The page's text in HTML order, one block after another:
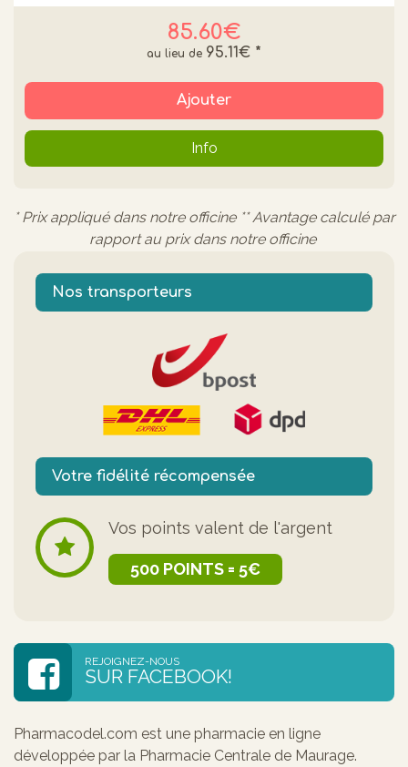
85.60€
95.11€ *
Ajouter
Info
* Prix appliqué dans notre officine ** Avantage calculé par
rapport au prix dans notre officine
Nos transporteurs
Votre fidélité récompensée
Vos points valent de l'argent
500 POINTS = 5€
REJOIGNEZ-NOUS
SUR FACEBOOK!
Pharmacodel.com est une pharmacie en ligne
développée par la Pharmacie Centrale de Maurage.